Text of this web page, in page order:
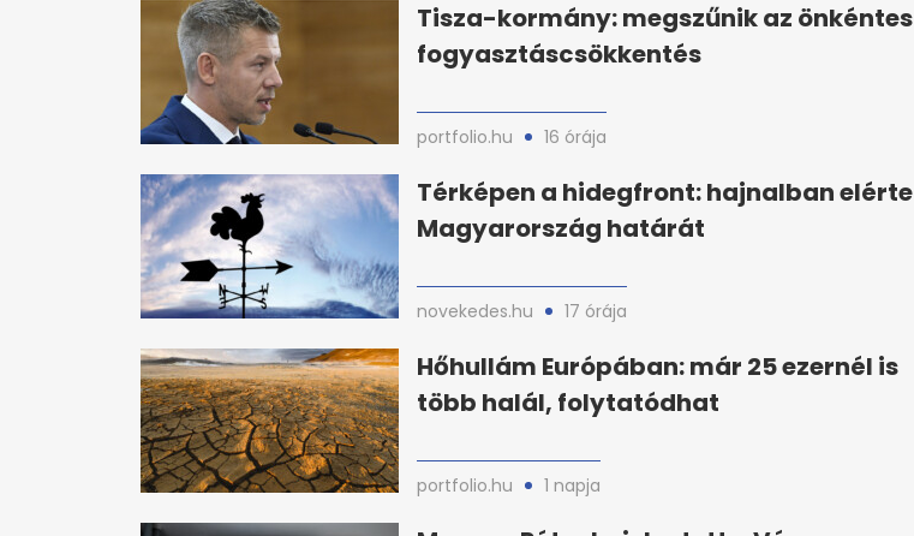
Tisza-kormány: megszűnik az önkéntes
fogyasztáscsökkentés
portfolio.hu 16 órája
Térképen a hidegfront: hajnalban elérte
Magyarország határát
novekedes.hu 17 órája
Hőhullám Európában: már 25 ezernél is
több halál, folytatódhat
portfolio.hu 1 napja